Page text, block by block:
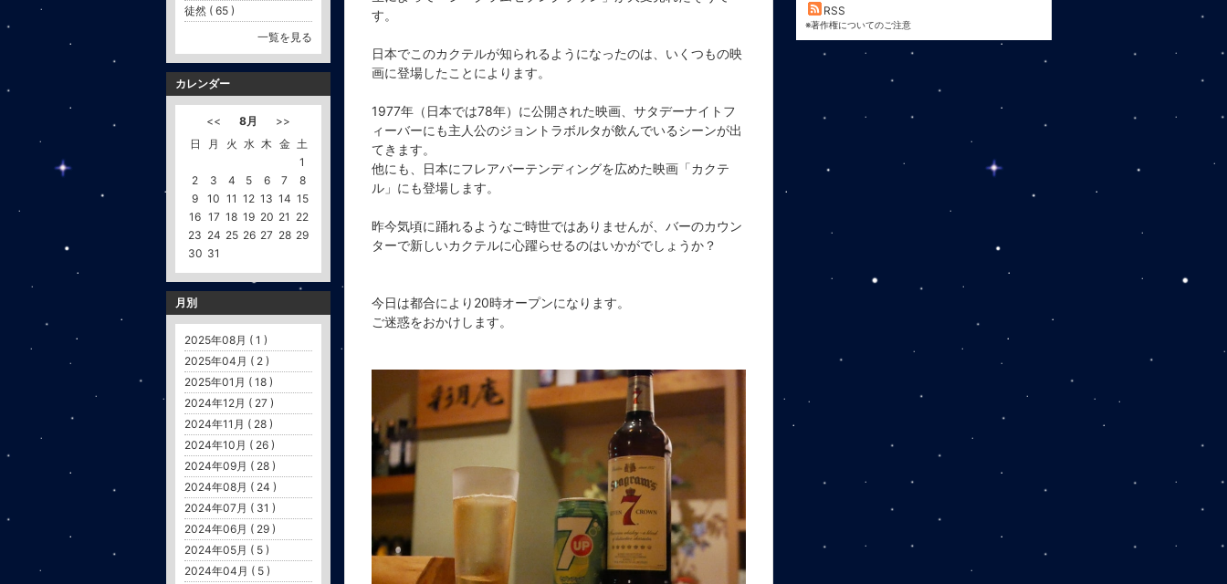
す。
日本でこのカクテルが知られるようになったのは、いくつもの映
画に登場したことによります。
1977年（日本では78年）に公開された映画、サタデーナイトフ
ィーバーにも主人公のジョントラボルタが飲んでいるシーンが出
てきます。
他にも、日本にフレアバーテンディングを広めた映画「カクテ
ル」にも登場します。
昨今気頃に踊れるようなご時世ではありませんが、バーのカウン
ターで新しいカクテルに心躍らせるのはいかがでしょうか？
今日は都合により20時オープンになります。
ご迷惑をおかけします。
RSS
※著作権についてのご注意
徒然 ( 65 )
一覧を見る
カレンダー
<< 8月
>>
日
月 火 水 木 金 土
1
2
3 4 5 6 7
8
9
10 11 12 13 14 15
16 17 18 19 20 21 22
23 24 25 26 27 28 29
30 31
月別
2025年08月 ( 1 )
2025年04月 ( 2 )
2025年01月 ( 18 )
2024年12月 ( 27 )
2024年11月 ( 28 )
2024年10月 ( 26 )
2024年09月 ( 28 )
2024年08月 ( 24 )
2024年07月 ( 31 )
2024年06月 ( 29 )
2024年05月 ( 5 )
2024年04月 ( 5 )